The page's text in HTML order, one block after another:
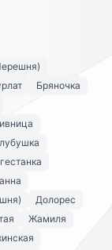
Бряночка
Долорес
Жамиля